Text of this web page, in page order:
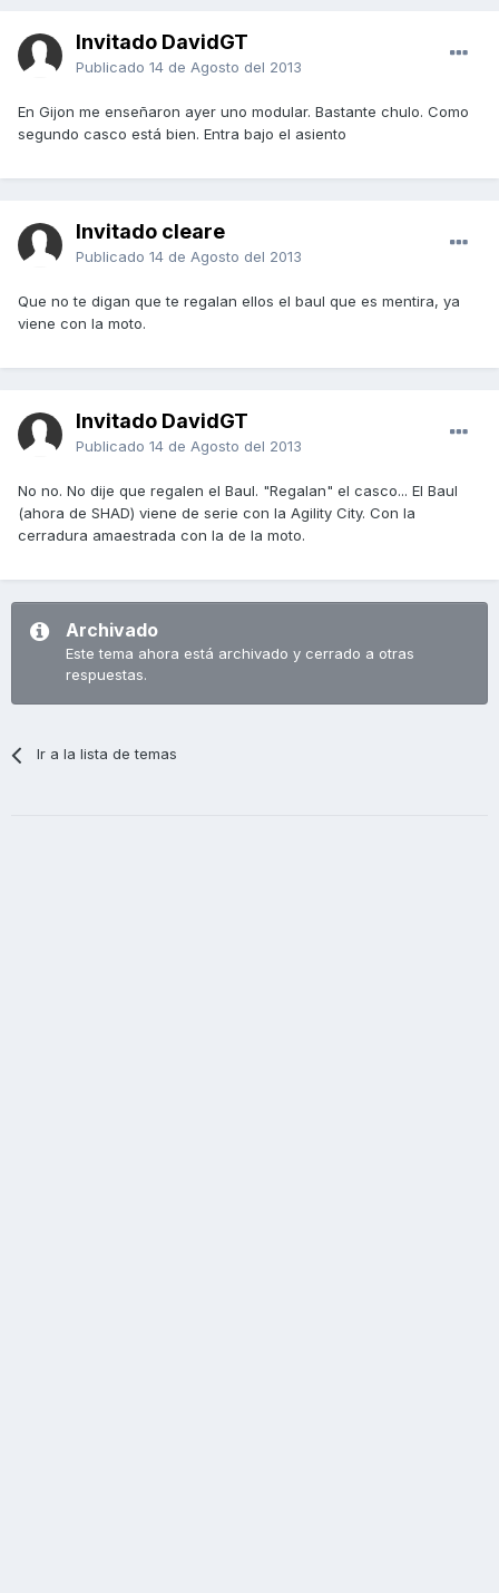
Invitado DavidGT
Publicado 14 de Agosto del 2013
En Gijon me enseñaron ayer uno modular. Bastante chulo. Como
segundo casco está bien. Entra bajo el asiento
Invitado cleare
Publicado 14 de Agosto del 2013
Que no te digan que te regalan ellos el baul que es mentira, ya
viene con la moto.
Invitado DavidGT
Publicado 14 de Agosto del 2013
No no. No dije que regalen el Baul. "Regalan" el casco... El Baul
(ahora de SHAD) viene de serie con la Agility City. Con la
cerradura amaestrada con la de la moto.
Archivado
Este tema ahora está archivado y cerrado a otras
respuestas.
Ir a la lista de temas